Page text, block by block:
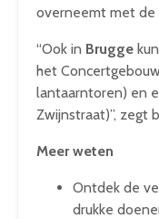
overneemt met de
“Ook in Brugge
het
lantaarntoren) en
Zwijnstraat)”, zegt
Meer weten
Ontdek de
drukke